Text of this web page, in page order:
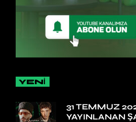
YENİ
31 TEMMUZ
YAYINLANAN